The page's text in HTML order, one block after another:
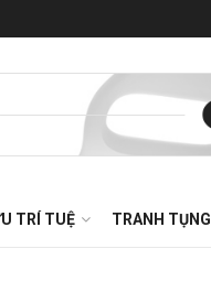
TRÍ TUỆ TRANH TỤNG